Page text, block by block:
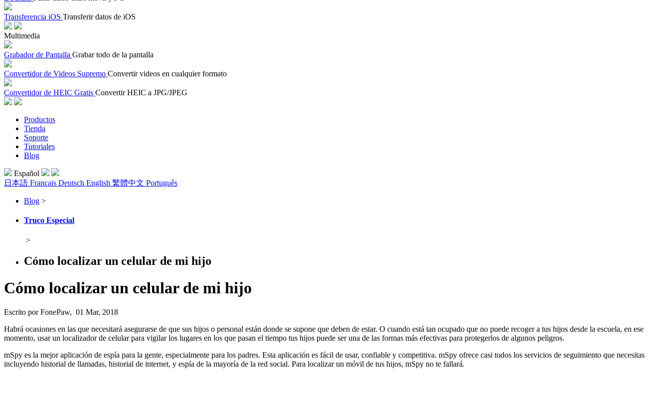
Transferencia iOS Transferir datos de iOS
Multimedia
Grabador de Pantalla Grabar todo de la pantalla
Convertidor de Videos Supremo Convertir videos en cualquier formato
Convertidor de HEIC Gratis Convertir HEIC a JPG/JPEG
Productos
Tienda
Soporte
Tutoriales
Blog
Español
日本語 Français Deutsch English 繁體中文 Português
Blog >
Truco Especial
>
Cómo localizar un celular de mi hijo
Cómo localizar un celular de mi hijo
Escrito por FonePaw, 01 Mar, 2018
Habrá ocasiones en las que necesitará asegurarse de que sus hijos o personal están donde se supone que deben de estar. O cuando está tan ocupado que no puede recoger a tus hijos desde la escuela, en ese
momento, usar un localizador de celular para vigilar los lugares en los que pasan el tiempo tus hijos puede ser una de las formas más efectivas para protegerlos de algunos peligros.
mSpy es la mejor aplicación de espía para la gente, especialmente para los padres. Esta aplicación es fácil de usar, confiable y competitiva. mSpy ofrece casi todos los servicios de seguimiento que necesitas
incluyendo historial de llamadas, historial de internet, y espía de la mayoría de la red social. Para localizar un móvil de tus hijos, mSpy no te fallará.